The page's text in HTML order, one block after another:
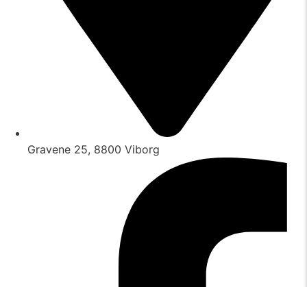
Gravene 25, 8800 Viborg